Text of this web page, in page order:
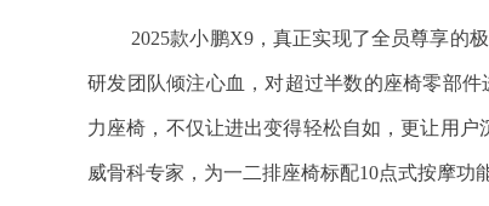
2025款小鹏X9，真正实现了全员尊享的
研发团队倾注心血，对超过半数的座椅零部
力座椅，不仅让进出变得轻松自如，更让用
威骨科专家，为一二排座椅标配10点式按摩